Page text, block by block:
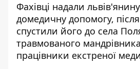
Фахівці надали
домедичну допомогу,
спустили його до села
травмованого
працівники екстреної